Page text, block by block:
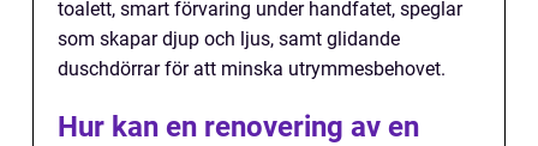
toalett, smart förvaring under handfatet, speglar
som skapar djup och ljus, samt glidande
duschdörrar för att minska utrymmesbehovet.
Hur kan en renovering av en